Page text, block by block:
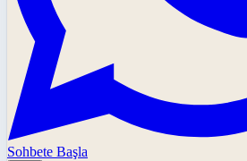
Sohbete Başla